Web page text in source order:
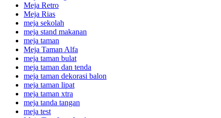
Meja Retro
Meja Rias
meja sekolah
meja stand makanan
meja taman
Meja Taman Alfa
meja taman bulat
meja taman dan tenda
meja taman dekorasi balon
meja taman lipat
meja taman xtra
meja tanda tangan
meja test